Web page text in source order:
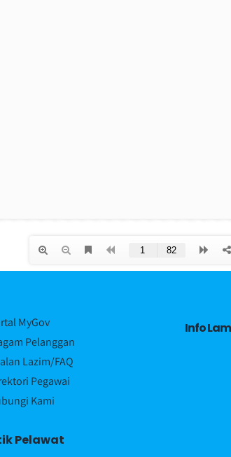
MyGov
Pelanggan
Lazim/FAQ
Pegawai
Kami
Pelawat
Info